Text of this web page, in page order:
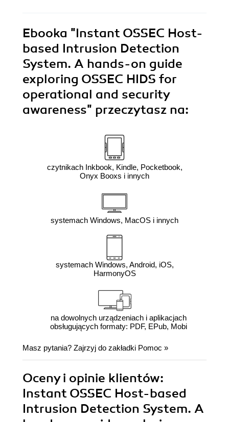
Ebooka "Instant OSSEC Host-
based Intrusion Detection
System. A hands-on guide
exploring OSSEC HIDS for
operational and security
awareness" przeczytasz na:
czytnikach Inkbook, Kindle, Pocketbook,
Onyx Booxs i innych
systemach Windows, MacOS i innych
systemach Windows, Android, iOS,
HarmonyOS
na dowolnych urządzeniach i aplikacjach
obsługujących formaty: PDF, EPub, Mobi
Masz pytania? Zajrzyj do zakładki Pomoc »
Oceny i opinie klientów:
Instant OSSEC Host-based
Intrusion Detection System. A